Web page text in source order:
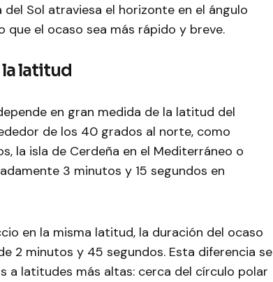
Sol atraviesa el horizonte en el ángulo
que el ocaso sea más rápido y breve.
latitud
en gran medida de la latitud del
de los 40 grados al norte, como
la isla de Cerdeña en el Mediterráneo o
3 minutos y 15 segundos en
en la misma latitud, la duración del ocaso
2 minutos y 45 segundos. Esta diferencia se
a latitudes más altas: cerca del círculo polar